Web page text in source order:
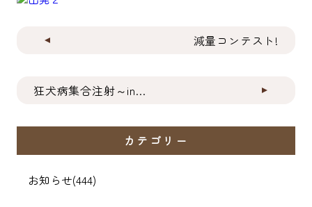
減量コンテスト!
狂犬病集合注射～in...
カテゴリー
お知らせ(444)